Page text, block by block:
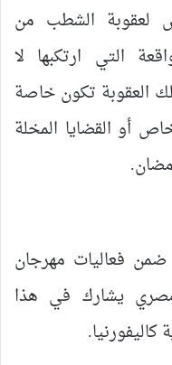
لعقوبة الشطب من
التي ارتكبها لا
العقوبة تكون خاصة
أو القضايا المخلة
فعاليات مهرجان
مصري يشارك في هذا